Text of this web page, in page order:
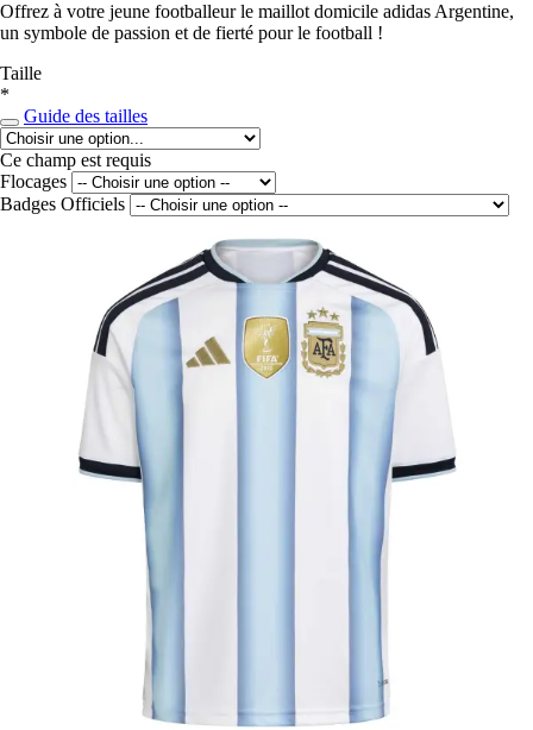
Offrez à votre jeune footballeur le maillot domicile adidas Argentine,
un symbole de passion et de fierté pour le football !
Taille
*
Guide des tailles
Ce champ est requis
Flocages
Badges Officiels